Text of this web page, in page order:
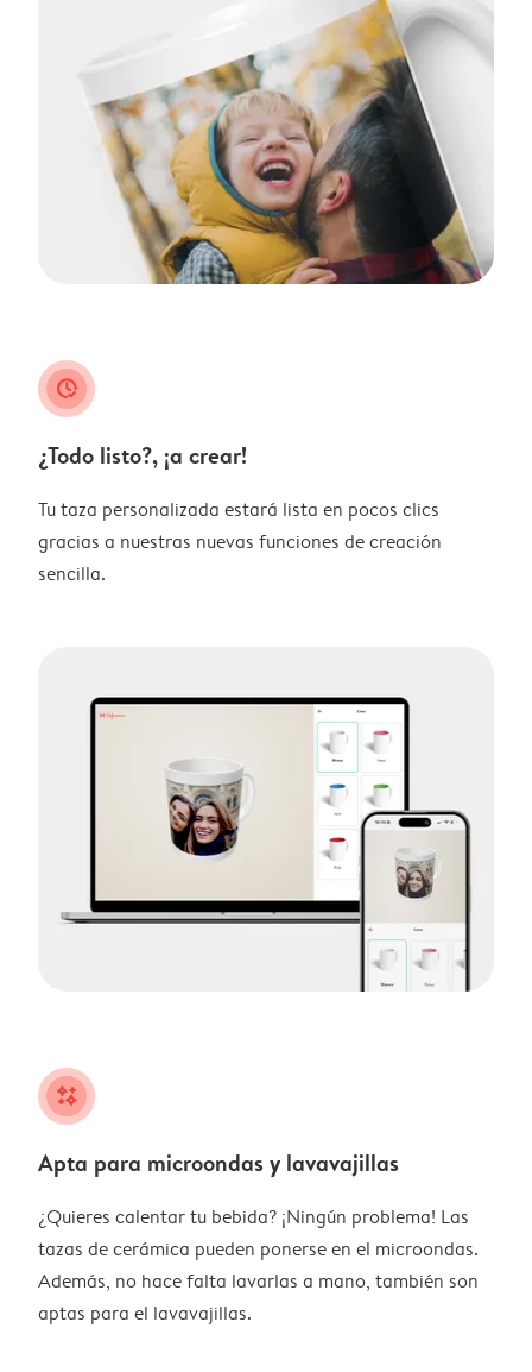
clock_check
¿Todo listo?, ¡a crear!
Tu taza personalizada estará lista en pocos clics
gracias a nuestras nuevas funciones de creación
sencilla.
night
Apta para microondas y lavavajillas
¿Quieres calentar tu bebida? ¡Ningún problema! Las
tazas de cerámica pueden ponerse en el microondas.
Además, no hace falta lavarlas a mano, también son
aptas para el lavavajillas.